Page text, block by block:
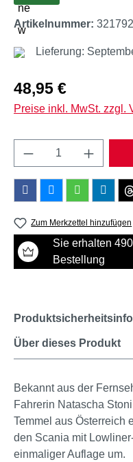
Artikelnummer: 321792
Lieferung:
Regulärer Preis:
48,95 €
Preise inkl. MwSt. zzgl.
Produkt Anzahl:
Zum Merkzettel hinzufügen
Sie erhalten
Bestellung
Über dieses Produkt
Bekannt aus der
Fahrerin Natascha
Temmel aus Österreich
den Scania mit
einmaliger Auflage um.